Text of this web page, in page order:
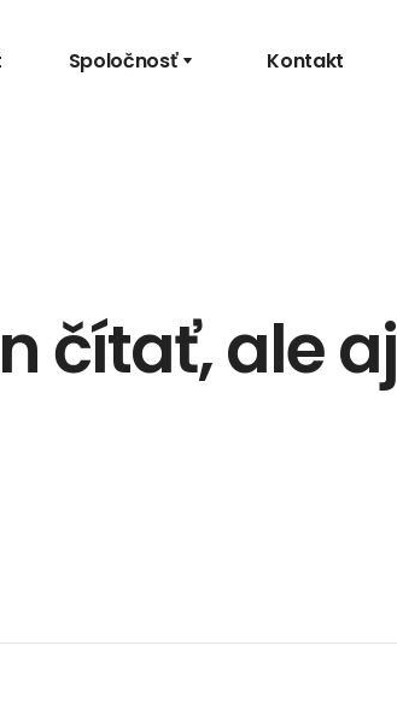
Spoločnosť Kontakt
čítať, ale aj